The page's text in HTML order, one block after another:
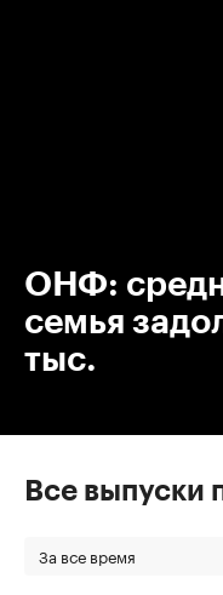
ОНФ:
семья
тыс.
Все выпуски
За все время